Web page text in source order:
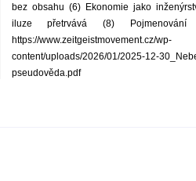
bez obsahu (6) Ekonomie jako
iluze přetrvává (8) Pojmenování
https://www.zeitgeistmovement.cz/wp-
content/uploads/2026/01/2025-12-
pseudověda.pdf